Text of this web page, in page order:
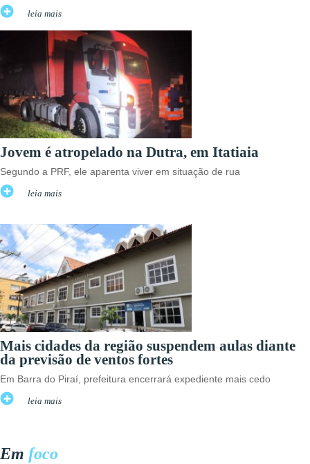
leia mais
Jovem é atropelado na Dutra, em Itatiaia
Segundo a PRF, ele aparenta viver em situação de rua
leia mais
Mais cidades da região suspendem aulas diante
da previsão de ventos fortes
Em Barra do Piraí, prefeitura encerrará expediente mais cedo
leia mais
Em foco